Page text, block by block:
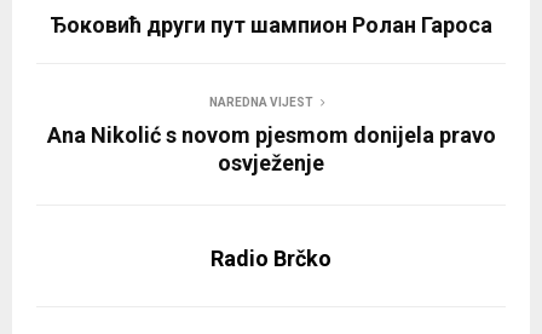
Ђоковић други пут шампион Ролан Гароса
NAREDNA VIJEST
Ana Nikolić s novom pjesmom donijela pravo
osvježenje
Radio Brčko